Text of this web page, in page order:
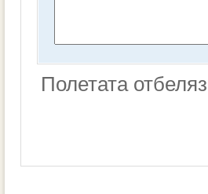
Полетата